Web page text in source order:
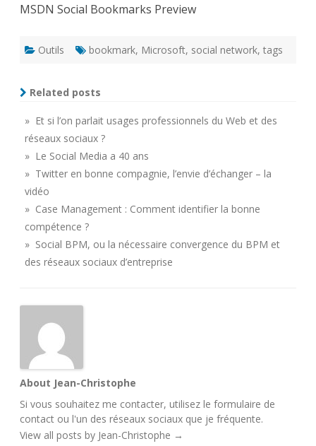
MSDN Social Bookmarks Preview
Outils bookmark, Microsoft, social network, tags
Related posts
» Et si l’on parlait usages professionnels du Web et des
réseaux sociaux ?
» Le Social Media a 40 ans
» Twitter en bonne compagnie, l’envie d’échanger – la
vidéo
» Case Management : Comment identifier la bonne
compétence ?
» Social BPM, ou la nécessaire convergence du BPM et
des réseaux sociaux d’entreprise
About Jean-Christophe
Si vous souhaitez me contacter, utilisez le formulaire de
contact ou l'un des réseaux sociaux que je fréquente.
View all posts by Jean-Christophe →